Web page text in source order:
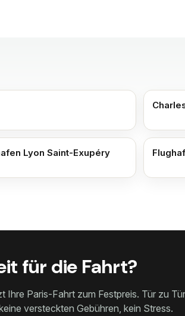
Lyon Saint-Exupéry
für die Fahrt?
Ihre Paris-Fahrt zum Festpreis. Tür zu
versteckten Gebühren, kein Stress.